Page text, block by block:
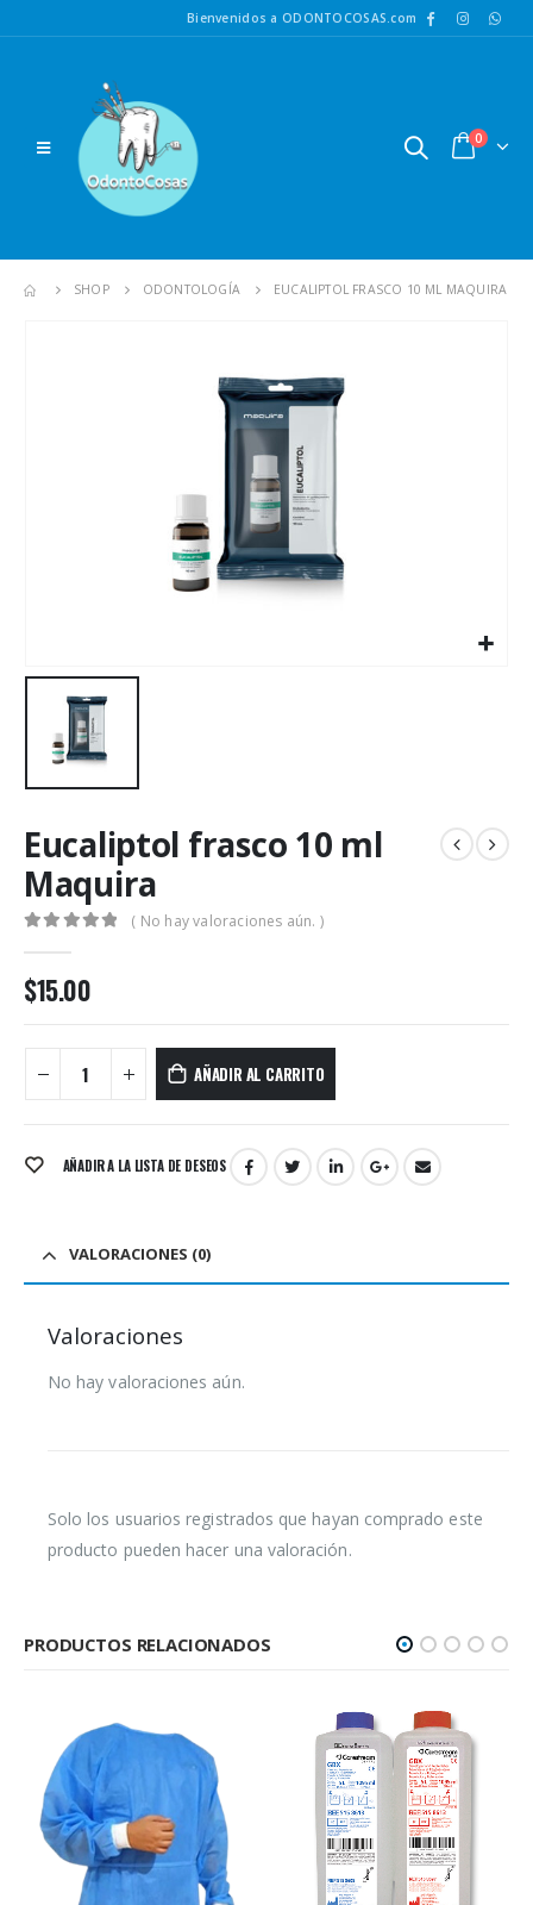
Bienvenidos a ODONTOCOSAS.com
0
SHOP ODONTOLOGÍA EUCALIPTOL FRASCO 10 ML MAQUIRA
Eucaliptol frasco 10 ml
Maquira
( No hay valoraciones aún. )
$15.00
AÑADIR AL CARRITO
AÑADIR A LA LISTA DE DESEOS
VALORACIONES (0)
Valoraciones
No hay valoraciones aún.
Solo los usuarios registrados que hayan comprado este
producto pueden hacer una valoración.
PRODUCTOS RELACIONADOS